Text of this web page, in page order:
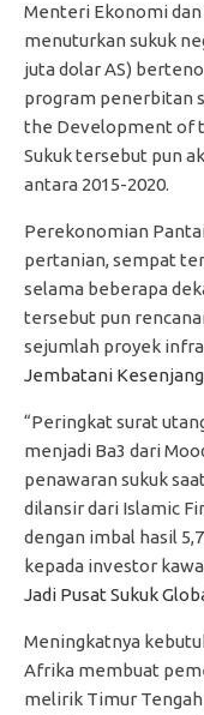
Menteri Ekonomi dan
menuturkan sukuk
juta dolar AS)
program penerbitan
the Development of
Sukuk tersebut pun
antara 2015-2020.
Perekonomian
pertanian, sempat
selama beberapa
tersebut pun
sejumlah proyek
Jembatani
“Peringkat surat
menjadi Ba3 dari
penawaran sukuk
dilansir dari Islamic
dengan imbal hasil
kepada investor
Jadi Pusat Sukuk
Meningkatnya
Afrika membuat
melirik Timur